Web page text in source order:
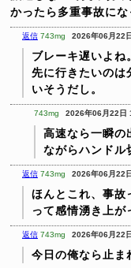
かったら多重事故にな
返信 743mg 2026年06月22
ブレーキ遅いよね。
先に行きたいのは
いそうだし。
743mg 2026年06月22日
高速なら一瞬の
ながらハンドル
返信 743mg 2026年06月22
ほんとこれ、事故
って感情湧き上が
返信 743mg 2026年06月22
今日の俺なら止ま